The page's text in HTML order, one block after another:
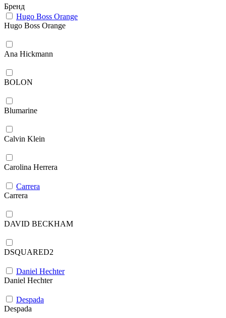
Бренд
Hugo Boss Orange
Hugo Boss Orange
Ana Hickmann
BOLON
Blumarine
Calvin Klein
Carolina Herrera
Carrera
Carrera
DAVID BECKHAM
DSQUARED2
Daniel Hechter
Daniel Hechter
Despada
Despada